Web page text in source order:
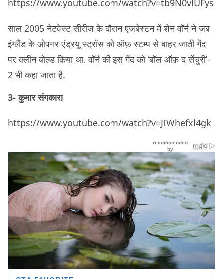
https://www.youtube.com/watch?v=tb9N0vlUFys
साल 2005 नेटवेस्ट सीरीज़ के दौरान एजबेस्टन में शेन वॉर्न ने जब
इंग्लैंड के ओपनर एंड्रयू स्ट्रॉस को ऑफ़ स्टम्प से बाहर जाती गेंद
पर क्लीन बोल्ड किया था. वॉर्न की इस गेंद को ‘बॉल ऑफ़ द सेंचुरी’-
2 भी कहा जाता है.
3- कुमार संगकारा
https://www.youtube.com/watch?v=JIWhefxl4gk